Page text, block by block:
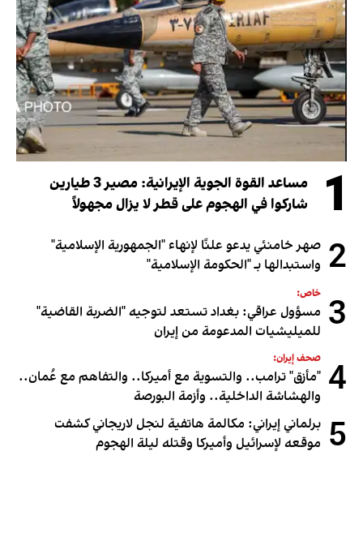
1
مساعد القوة الجوية الإيرانية: مصير 3 طيارين
شاركوا في الهجوم على قطر لا يزال مجهولاً
2 صهر خامنئي يدعو علنًا لإنهاء "الجمهورية الإسلامية"
واستبدالها بـ "الحكومة الإسلامية"
3 خاص:
مسؤول عراقي: بغداد تستعد لتوجيه "الضربة القاضية"
للميليشيات المدعومة من إيران
4 صحف إيران:
"مأزق" ترامب.. والتسوية مع أميركا.. والتفاهم مع عُمان..
والهشاشة الداخلية.. وأزمة البورصة
5 برلماني إيراني: مكالمة هاتفية لنجل لاريجاني كشفت
موقعه لإسرائيل وأميركا وقتله ليلة الهجوم